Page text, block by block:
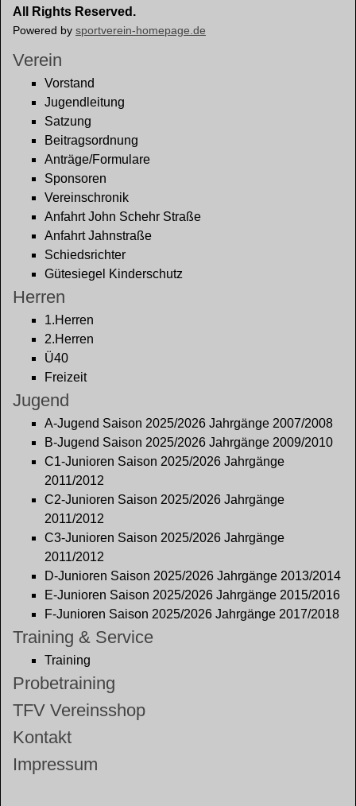
All Rights Reserved.
Powered by sportverein-homepage.de
Verein
Vorstand
Jugendleitung
Satzung
Beitragsordnung
Anträge/Formulare
Sponsoren
Vereinschronik
Anfahrt John Schehr Straße
Anfahrt Jahnstraße
Schiedsrichter
Gütesiegel Kinderschutz
Herren
1.Herren
2.Herren
Ü40
Freizeit
Jugend
A-Jugend Saison 2025/2026 Jahrgänge 2007/2008
B-Jugend Saison 2025/2026 Jahrgänge 2009/2010
C1-Junioren Saison 2025/2026 Jahrgänge
2011/2012
C2-Junioren Saison 2025/2026 Jahrgänge
2011/2012
C3-Junioren Saison 2025/2026 Jahrgänge
2011/2012
D-Junioren Saison 2025/2026 Jahrgänge 2013/2014
E-Junioren Saison 2025/2026 Jahrgänge 2015/2016
F-Junioren Saison 2025/2026 Jahrgänge 2017/2018
Training & Service
Training
Probetraining
TFV Vereinsshop
Kontakt
Impressum